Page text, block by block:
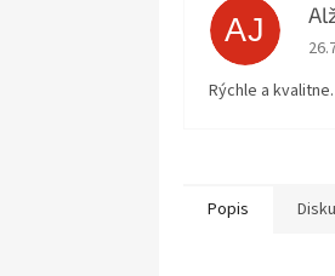
Popis
AJ
Rýchle a kvalitne.